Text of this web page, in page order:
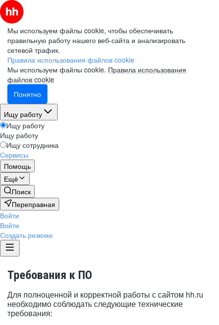
Мы используем файлы cookie, чтобы обеспечивать
правильную работу нашего веб-сайта и анализировать
сетевой трафик.
Правила использования файлов cookie
Мы используем файлы cookie. Правила использования
файлов cookie
Понятно
Ищу работу
Ищу работу
Ищу работу
Ищу сотрудника
Сервисы
Помощь
Ещё
Поиск
Переправная
Войти
Войти
Создать резюме
Требования к ПО
Для полноценной и корректной работы с сайтом hh.ru
необходимо соблюдать следующие технические
требования: